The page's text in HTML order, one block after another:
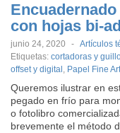
con hojas bi-
junio 24, 2020 - Artículos
Etiquetas: cortadoras y
offset y digital , Papel Fine Art
Queremos ilustrar en
pegado en frío para
o fotolibro
brevemente el método